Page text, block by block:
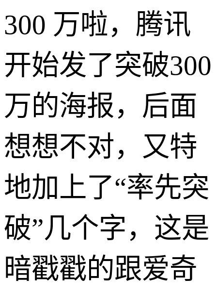
300 万啦，腾讯
开始发了突破300
万的海报，后面
想想不对，又特
地加上了“率先突
破”几个字，这是
暗戳戳的跟爱奇